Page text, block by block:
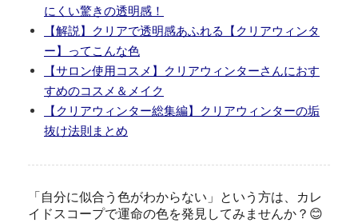
にくい驚きの透明感！
【解説】クリアで透明感あふれる【クリアウィンタ
ー】ってこんな色
【サロン使用コスメ】クリアウィンターさんにおす
すめのコスメ＆メイク
【クリアウィンター総集編】クリアウィンターの垢
抜け法則まとめ
「自分に似合う色がわからない」という方は、カレ
イドスコープで運命の色を発見してみませんか？ 😊